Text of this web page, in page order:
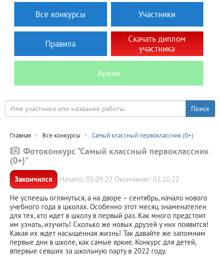
Все конкурсы Участники
Правила
Скачать диплом
участника
Архив
Главная Все конкурсы Самый классный первоклассник (0+)
Фотоконкурс "Самый классный первоклассник
(0+)"
Закончился
Начало: 05.09.22 Окончание: 02.10.22
Не успеешь оглянуться, а на дворе – сентябрь, начало нового
учебного года в школах. Особенно этот месяц знаменателен
для тех, кто идет в школу в первый раз. Как много предстоит
им узнать, изучить! Сколько же новых друзей у них появится!
Какая их ждет насыщенная жизнь! Так давайте же запомним
первые дни в школе, как самые яркие. Конкурс для детей,
впервые севших за школьную парту в 2022 году.